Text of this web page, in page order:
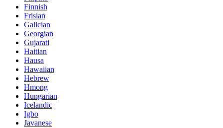
Finnish
Frisian
Galician
Georgian
Gujarati
Haitian
Hausa
Hawaiian
Hebrew
Hmong
Hungarian
Icelandic
Igbo
Javanese